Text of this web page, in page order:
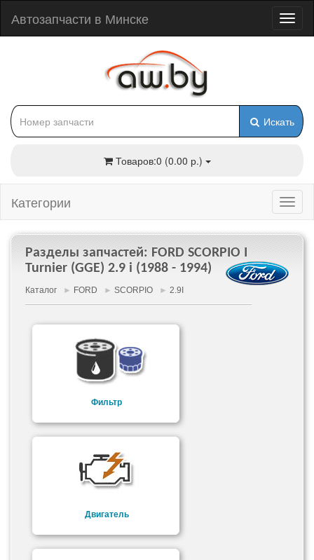
Автозапчасти в Минске
Искать
Товаров:0 (0.00 р.)
Категории
Разделы запчастей: FORD SCORPIO I
Turnier (GGE) 2.9 i (1988 - 1994)
Каталог ► FORD ► SCORPIO ► 2.9I
Фильтр
Двигатель